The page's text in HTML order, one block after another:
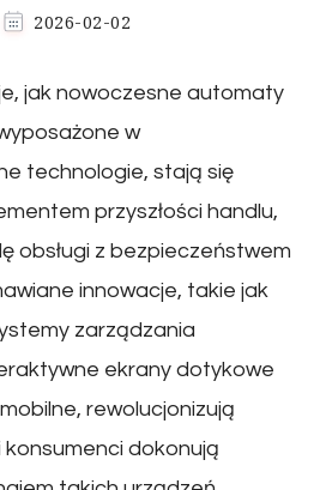
2026-02-02
jak nowoczesne automaty
w
technologie, stają się
przyszłości handlu,
obsługi z bezpieczeństwem
innowacje, takie jak
zarządzania
ekrany dotykowe
rewolucjonizują
konsumenci dokonują